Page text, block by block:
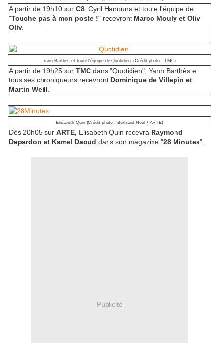
A partir de 19h10 sur C8 , Cyril Hanouna et toute l'équipe de
"Touche pas à mon poste !" recevront Marco Mouly et Oliv
Oliv
Yann Barthès et toute l'équipe de Quotidien (Crédit photo : TMC)
A partir de 19h25 sur TMC dans "Quotidien", Yann Barthès et
tous ses chroniqueurs recevront Dominique de Villepin et
Martin Weill
Elisabeth Quin (Crédit photo : Bertrand Noel / ARTE)
Dès 20h05 sur ARTE, Elisabeth Quin recevra Raymond
Depardon et Kamel Daoud dans son magazine "28 Minutes".
Publicité